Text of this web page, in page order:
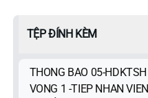
TỆP ĐÍNH KÈM
THONG BAO 05-
VONG 1 -TIEP NHAN